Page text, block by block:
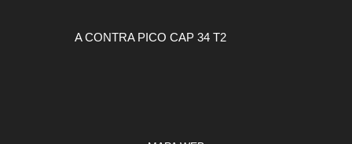
A CONTRA PICO CAP 34 T2